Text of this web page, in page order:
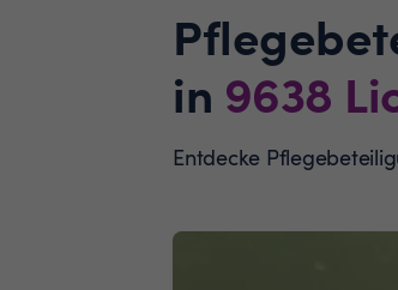
in 9638
Entdecke